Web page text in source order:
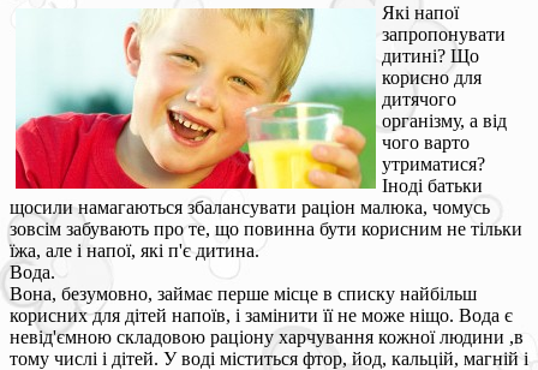
Які напої
запропонувати
дитині? Що
корисно для
дитячого
організму, а від
чого варто
утриматися?
Іноді батьки
щосили намагаються збалансувати раціон малюка, чомусь
зовсім забувають про те, що повинна бути корисним не тільки
їжа, але і напої, які п'є дитина.
Вода.
Вона, безумовно, займає перше місце в списку найбільш
корисних для дітей напоїв, і замінити її не може ніщо. Вода є
невід'ємною складовою раціону харчування кожної людини ,в
тому числі і дітей. У воді міститься фтор, йод, кальцій, магній і